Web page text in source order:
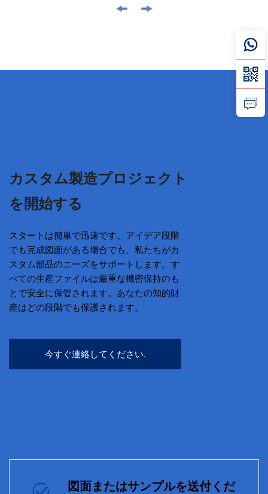
カスタム製造プロジェクト
を開始する
スタートは簡単で迅速です。アイデア段階
でも完成図面がある場合でも、私たちがカ
スタム部品のニーズをサポートします。す
べての生産ファイルは厳重な機密保持のも
とで安全に保管されます。あなたの知的財
産はどの段階でも保護されます。
今すぐ連絡してください.
図面またはサンプルを送付くだ